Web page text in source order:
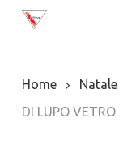
Skip
content
Home Natale
DI LUPO VETRO